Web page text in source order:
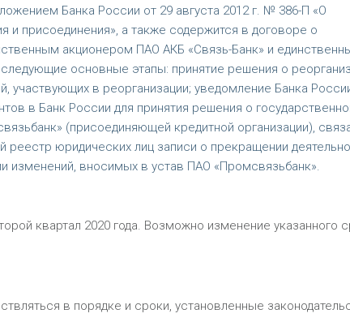
Банка России от 29 августа 2012 г. № 386-П «О
и присоединения», а также содержится в договоре о
акционером ПАО АКБ «Связь-Банк» и
основные этапы: принятие решения о
участвующих в реорганизации; уведомление Банка
в Банк России для принятия решения о
(присоединяющей кредитной организации),
реестр юридических лиц записи о прекращении
изменений, вносимых в устав ПАО «Промсвязьбанк».
квартал 2020 года. Возможно изменение указанного
в порядке и сроки, установленные